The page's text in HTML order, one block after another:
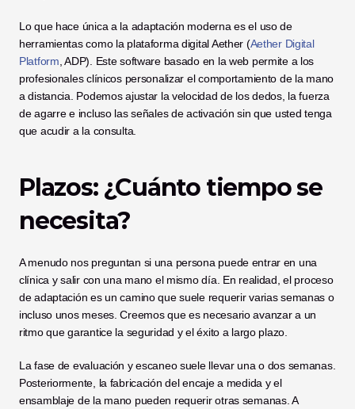
Lo que hace única a la adaptación moderna es el uso de
herramientas como la plataforma digital Aether (Aether Digital
Platform , ADP). Este software basado en la web permite a los
profesionales clínicos personalizar el comportamiento de la mano
a distancia. Podemos ajustar la velocidad de los dedos, la fuerza
de agarre e incluso las señales de activación sin que usted tenga
que acudir a la consulta.
Plazos: ¿Cuánto tiempo se
necesita?
A menudo nos preguntan si una persona puede entrar en una
clínica y salir con una mano el mismo día. En realidad, el proceso
de adaptación es un camino que suele requerir varias semanas o
incluso unos meses. Creemos que es necesario avanzar a un
ritmo que garantice la seguridad y el éxito a largo plazo.
La fase de evaluación y escaneo suele llevar una o dos semanas.
Posteriormente, la fabricación del encaje a medida y el
ensamblaje de la mano pueden requerir otras semanas. A